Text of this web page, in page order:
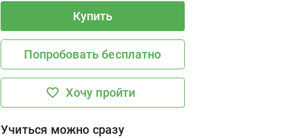
Купить
Попробовать бесплатно
Хочу пройти
Учиться можно сразу